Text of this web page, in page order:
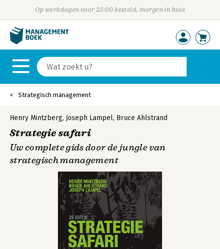
Op werkdagen voor 23:00 besteld, morgen in huis
Strategisch management
Henry Mintzberg, Joseph Lampel, Bruce Ahlstrand
Strategie safari
Uw complete gids door de jungle van
strategisch management